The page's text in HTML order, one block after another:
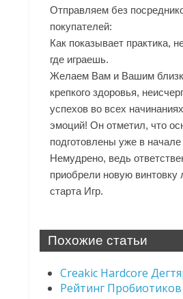
Отправляем без
покупателей:
Как показывает практика,
где играешь.
Желаем Вам и Вашим
крепкого здоровья,
успехов во всех
эмоций! Он отметил, что
подготовлены уже в начале
Немудрено, ведь
приобрели новую
старта Игр.
Похожие статьи
Creakic Hardcore
Рейтинг